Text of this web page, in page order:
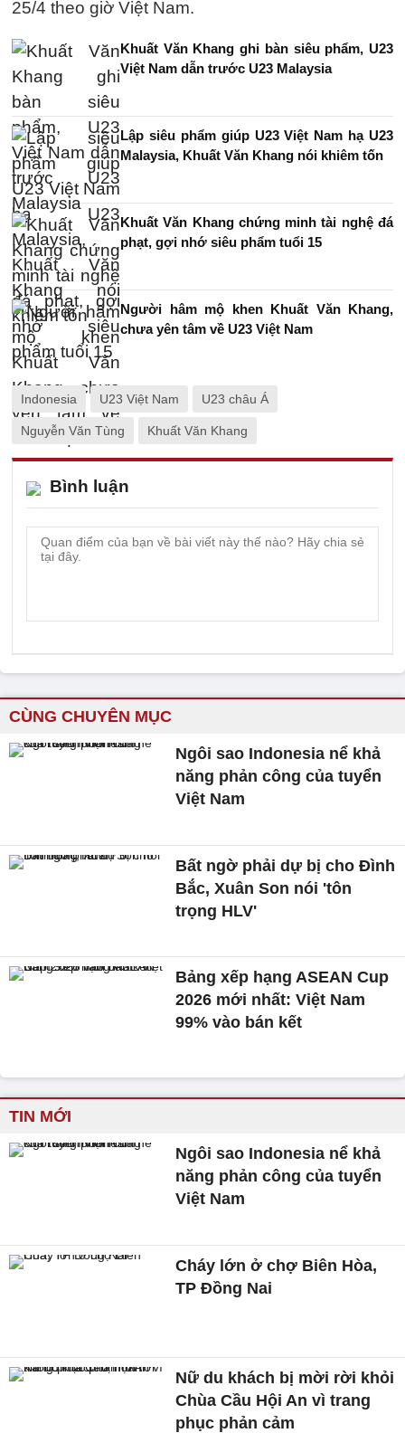
25/4 theo giờ Việt Nam.
Khuất Văn Khang ghi bàn siêu phẩm, U23
Việt Nam dẫn trước U23 Malaysia
Lập siêu phẩm giúp U23 Việt Nam hạ U23
Malaysia, Khuất Văn Khang nói khiêm tốn
Khuất Văn Khang chứng minh tài nghệ đá
phạt, gợi nhớ siêu phẩm tuổi 15
Người hâm mộ khen Khuất Văn Khang,
chưa yên tâm về U23 Việt Nam
Indonesia U23 Việt Nam U23 châu Á
Nguyễn Văn Tùng Khuất Văn Khang
Bình luận
CÙNG CHUYÊN MỤC
Ngôi sao Indonesia nể khả
năng phản công của tuyển
Việt Nam
Bất ngờ phải dự bị cho Đình
Bắc, Xuân Son nói 'tôn
trọng HLV'
Bảng xếp hạng ASEAN Cup
2026 mới nhất: Việt Nam
99% vào bán kết
TIN MỚI
Ngôi sao Indonesia nể khả
năng phản công của tuyển
Việt Nam
Cháy lớn ở chợ Biên Hòa,
TP Đồng Nai
Nữ du khách bị mời rời khỏi
Chùa Cầu Hội An vì trang
phục phản cảm